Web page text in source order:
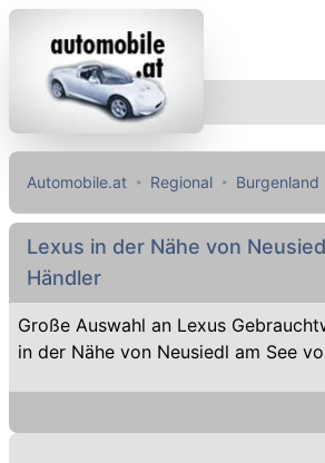
Automobile.at Regional Burgenland
Lexus in der Nähe von
Händler
Große Auswahl an Lexus
in der Nähe von Neusiedl am See